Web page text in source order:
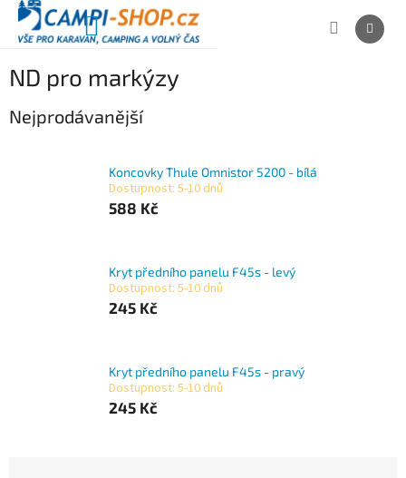
Přejít
obsah
NÁKUPNÍ
ND pro markýzy
Nejprodávanější
Koncovky Thule Omnistor 5200 - bílá
Dostupnost: 5-10 dnů
588 Kč
Kryt předního panelu F45s - levý
Dostupnost: 5-10 dnů
245 Kč
Kryt předního panelu F45s - pravý
Dostupnost: 5-10 dnů
245 Kč